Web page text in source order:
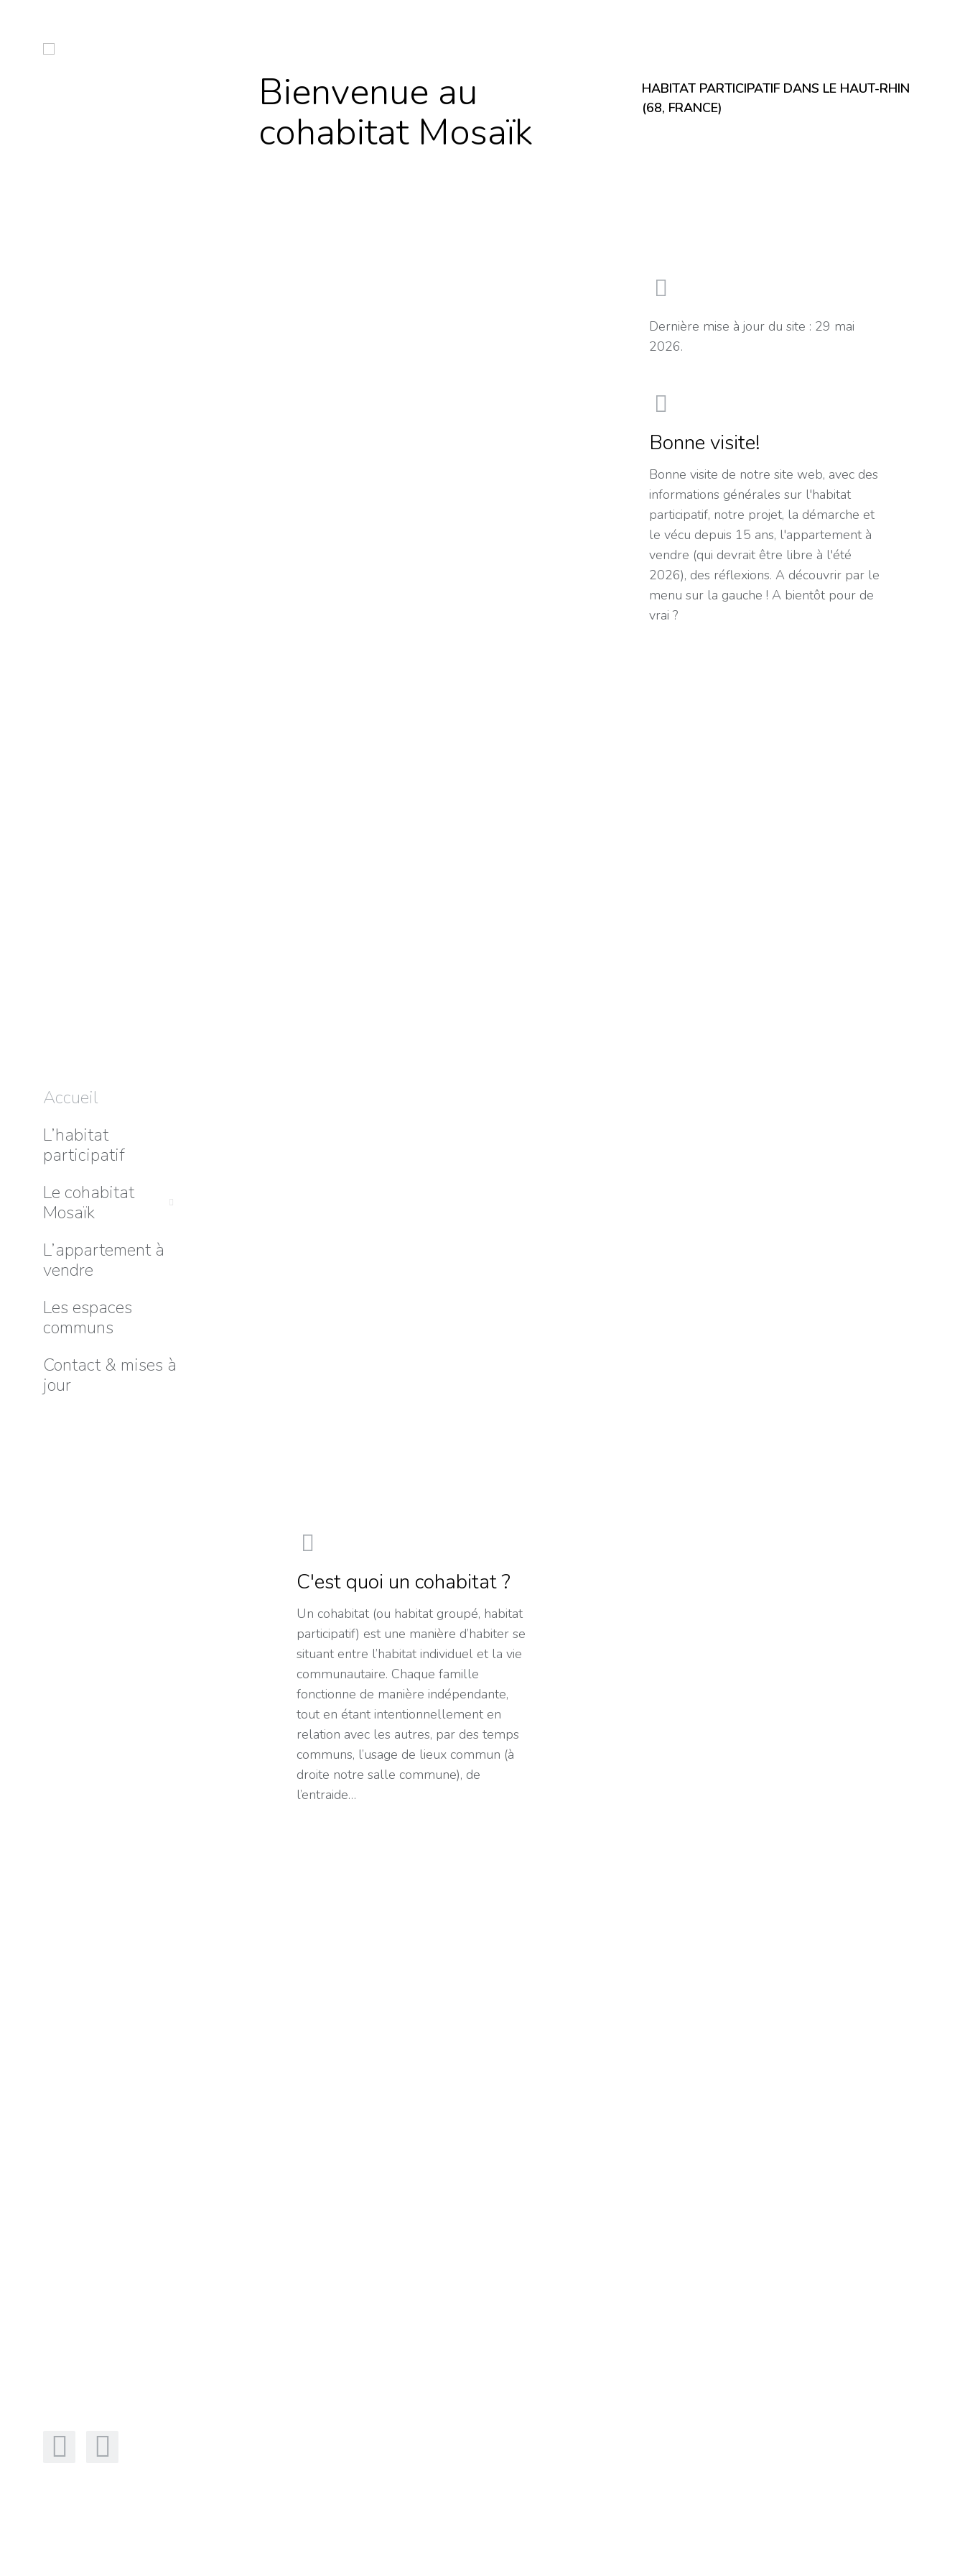
Accueil
L’habitat
participatif
Le cohabitat
Mosaïk
L’appartement à
vendre
Les espaces
communs
Contact & mises à
jour
Bienvenue au
cohabitat Mosaïk
HABITAT PARTICIPATIF DANS LE HAUT-RHIN
(68, FRANCE)
Dernière mise à jour du site : 29 mai
2026.
Bonne visite!
Bonne visite de notre site web, avec des
informations générales sur l'habitat
participatif, notre projet, la démarche et
le vécu depuis 15 ans, l'appartement à
vendre (qui devrait être libre à l'été
2026), des réflexions. A découvrir par le
menu sur la gauche ! A bientôt pour de
vrai ?
C'est quoi un cohabitat ?
Un cohabitat (ou habitat groupé, habitat
participatif) est une manière d’habiter se
situant entre l’habitat individuel et la vie
communautaire. Chaque famille
fonctionne de manière indépendante,
tout en étant intentionnellement en
relation avec les autres, par des temps
communs, l’usage de lieux commun (à
droite notre salle commune), de
l’entraide…